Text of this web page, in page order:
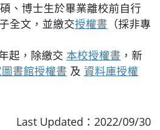
、博士生於畢業離校前自行
全文，並繳交授權書 （採非專
起，除繳交 本校授權書 ，新
書館授權書 及 資料庫授權
Last Updated：2022/09/30